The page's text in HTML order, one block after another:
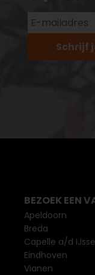
Schrijf
BEZOEK EEN
Apeldoorn
Breda
Capelle a/d
Eindhoven
Vianen